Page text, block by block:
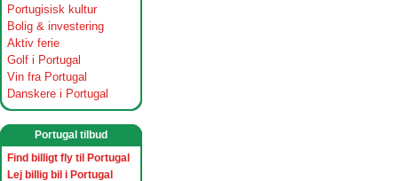
Portugisisk kultur
Bolig & investering
Aktiv ferie
Golf i Portugal
Vin fra Portugal
Danskere i Portugal
Portugal tilbud
Find billigt fly til Portugal
Lej billig bil i Portugal